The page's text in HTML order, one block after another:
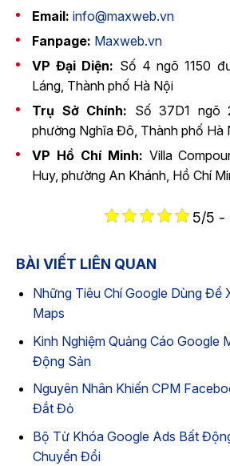
Email: info@maxweb.vn
Fanpage: Maxweb.vn
VP Đại Diện: Số 4 ngõ 1150
Láng, Thành phố Hà Nội
Trụ Sở Chính: Số 37D1 ngõ
phường Nghĩa Đô, Thành phố Hà
VP Hồ Chí Minh: Villa
Huy, phường An Khánh, Hồ Chí
5/5 -
BÀI VIẾT LIÊN QUAN
Những Tiêu Chí Google Dùng Để
Maps
Kinh Nghiệm Quảng Cáo Google
Động Sản
Nguyên Nhân Khiến CPM
Đắt Đỏ
Bộ Từ Khóa Google Ads Bất
Chuyển Đổi